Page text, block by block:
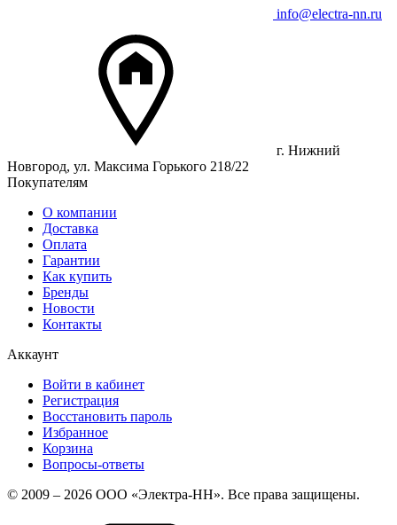
info@electra-nn.ru
г. Нижний
Новгород, ул. Максима Горького 218/22
Покупателям
О компании
Доставка
Оплата
Гарантии
Как купить
Бренды
Новости
Контакты
Аккаунт
Войти в кабинет
Регистрация
Восстановить пароль
Избранное
Корзина
Вопросы-ответы
© 2009 – 2026 ООО «Электра-НН». Все права защищены.